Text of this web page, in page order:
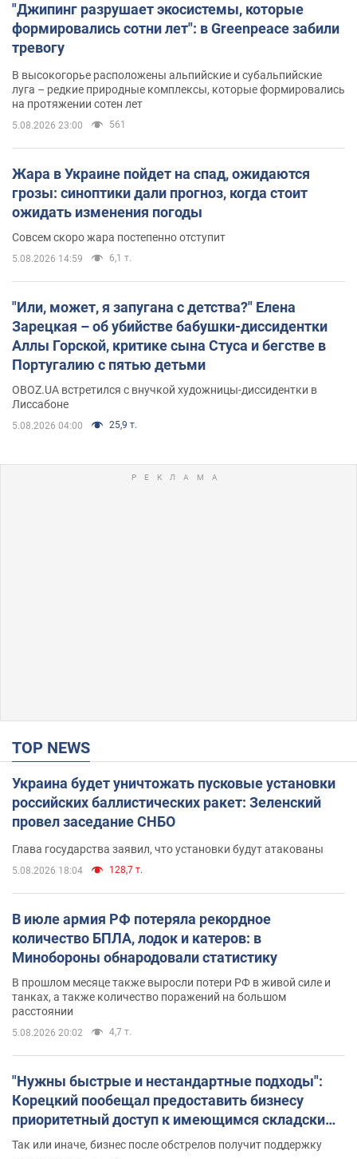
"Джипинг разрушает экосистемы, которые
формировались сотни лет": в Greenpeace забили
тревогу
В высокогорье расположены альпийские и субальпийские
луга – редкие природные комплексы, которые формировались
на протяжении сотен лет
5.08.2026 23:00 561
Жара в Украине пойдет на спад, ожидаются
грозы: синоптики дали прогноз, когда стоит
ожидать изменения погоды
Совсем скоро жара постепенно отступит
5.08.2026 14:59 6,1 т.
"Или, может, я запугана с детства?" Елена
Зарецкая – об убийстве бабушки-диссидентки
Аллы Горской, критике сына Стуса и бегстве в
Португалию с пятью детьми
OBOZ.UA встретился с внучкой художницы-диссидентки в
Лиссабоне
5.08.2026 04:00 25,9 т.
TOP NEWS
Украина будет уничтожать пусковые установки
российских баллистических ракет: Зеленский
провел заседание СНБО
Глава государства заявил, что установки будут атакованы
5.08.2026 18:04 128,7 т.
В июле армия РФ потеряла рекордное
количество БПЛА, лодок и катеров: в
Минобороны обнародовали статистику
В прошлом месяце также выросли потери РФ в живой силе и
танках, а также количество поражений на большом
расстоянии
5.08.2026 20:02 4,7 т.
"Нужны быстрые и нестандартные подходы":
Корецкий пообещал предоставить бизнесу
приоритетный доступ к имеющимся складским
помещениям
Так или иначе, бизнес после обстрелов получит поддержку